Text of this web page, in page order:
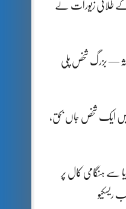
ڈکیتی‘ڈاکو1 کروڑ کے طلائی زیورات لے
— بزرگ شخص پلی
ایک شخص جاں بحق،
سے ہنگامی کال پر